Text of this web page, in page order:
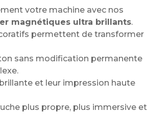
votre machine avec nos
magnétiques ultra brillants.
permettent de transformer
sans modification permanente
et leur impression haute
plus propre, plus immersive et